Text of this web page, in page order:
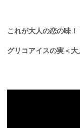
これが大人の恋の味！
グリコアイスの実＜大